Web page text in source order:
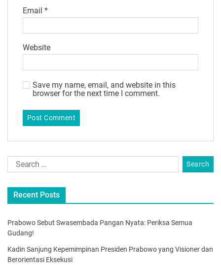
Email *
Website
Save my name, email, and website in this
browser for the next time I comment.
Recent Posts
Prabowo Sebut Swasembada Pangan Nyata: Periksa Semua
Gudang!
Kadin Sanjung Kepemimpinan Presiden Prabowo yang Visioner dan
Berorientasi Eksekusi